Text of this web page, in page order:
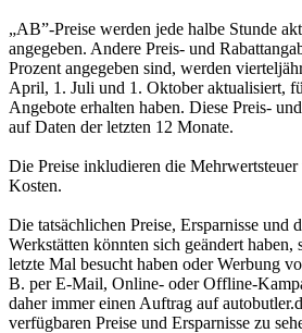
„AB”-Preise werden jede halbe Stunde
angegeben. Andere Preis- und
Prozent angegeben sind, werden
April, 1. Juli und 1. Oktober aktualisiert,
Angebote erhalten haben. Diese Preis-
auf Daten der letzten 12 Monate.
Die Preise inkludieren die
Kosten.
Die tatsächlichen Preise, Ersparnisse und
Werkstätten könnten sich geändert haben,
letzte Mal besucht haben oder Werbung
B. per E-Mail, Online- oder Offline-
daher immer einen Auftrag auf
verfügbaren Preise und Ersparnisse zu